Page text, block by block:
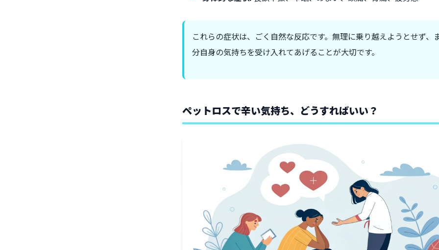
これらの症状は、ごく自然な反応です。無理に乗り越えようとせず、
分自身の気持ちを受け入れてあげることが大切です。
ペットロスで辛い気持ち、どうすればいい？